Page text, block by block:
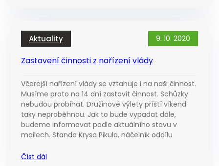
Aktuality 9. 10. 2020
Zastavení činnosti z nařízení vlády
Včerejší nařízení vlády se vztahuje i na naši činnost.
Musíme proto na 14 dní zastavit činnost. Schůzky
nebudou probíhat. Družinové výlety příští víkend
taky neproběhnou. Jak to bude vypadat dále,
budeme informovat podle aktuálního stavu v
mailech. Standa Krysa Pikula, náčelník oddílu
Číst dál